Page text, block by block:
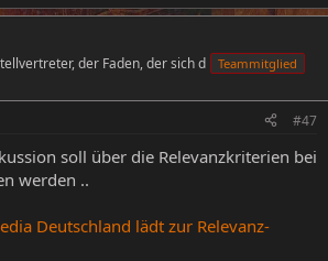
der Faden, der sich d Teammitglied
#47
soll über die Relevanzkriterien bei
werden ..
Deutschland lädt zur Relevanz-